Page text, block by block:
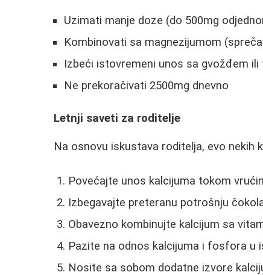
Uzimati manje doze (do 500mg
Kombinovati sa magnezijumom
Izbeći istovremeni unos sa gvožđem
Ne prekoračivati 2500mg dnevno
Letnji saveti za roditelje
Na osnovu iskustava roditelja, evo nekih
Povećajte unos kalcijuma tokom
Izbegavajte preteranu potrošnju
Obavezno kombinujte kalcijum sa
Pazite na odnos kalcijuma i fosfora u
Nosite sa sobom dodatne izvore